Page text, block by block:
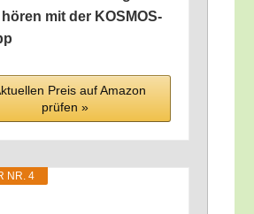
mit der KOSMOS-
Preis auf Ama­zon
prü­fen »
NR. 4